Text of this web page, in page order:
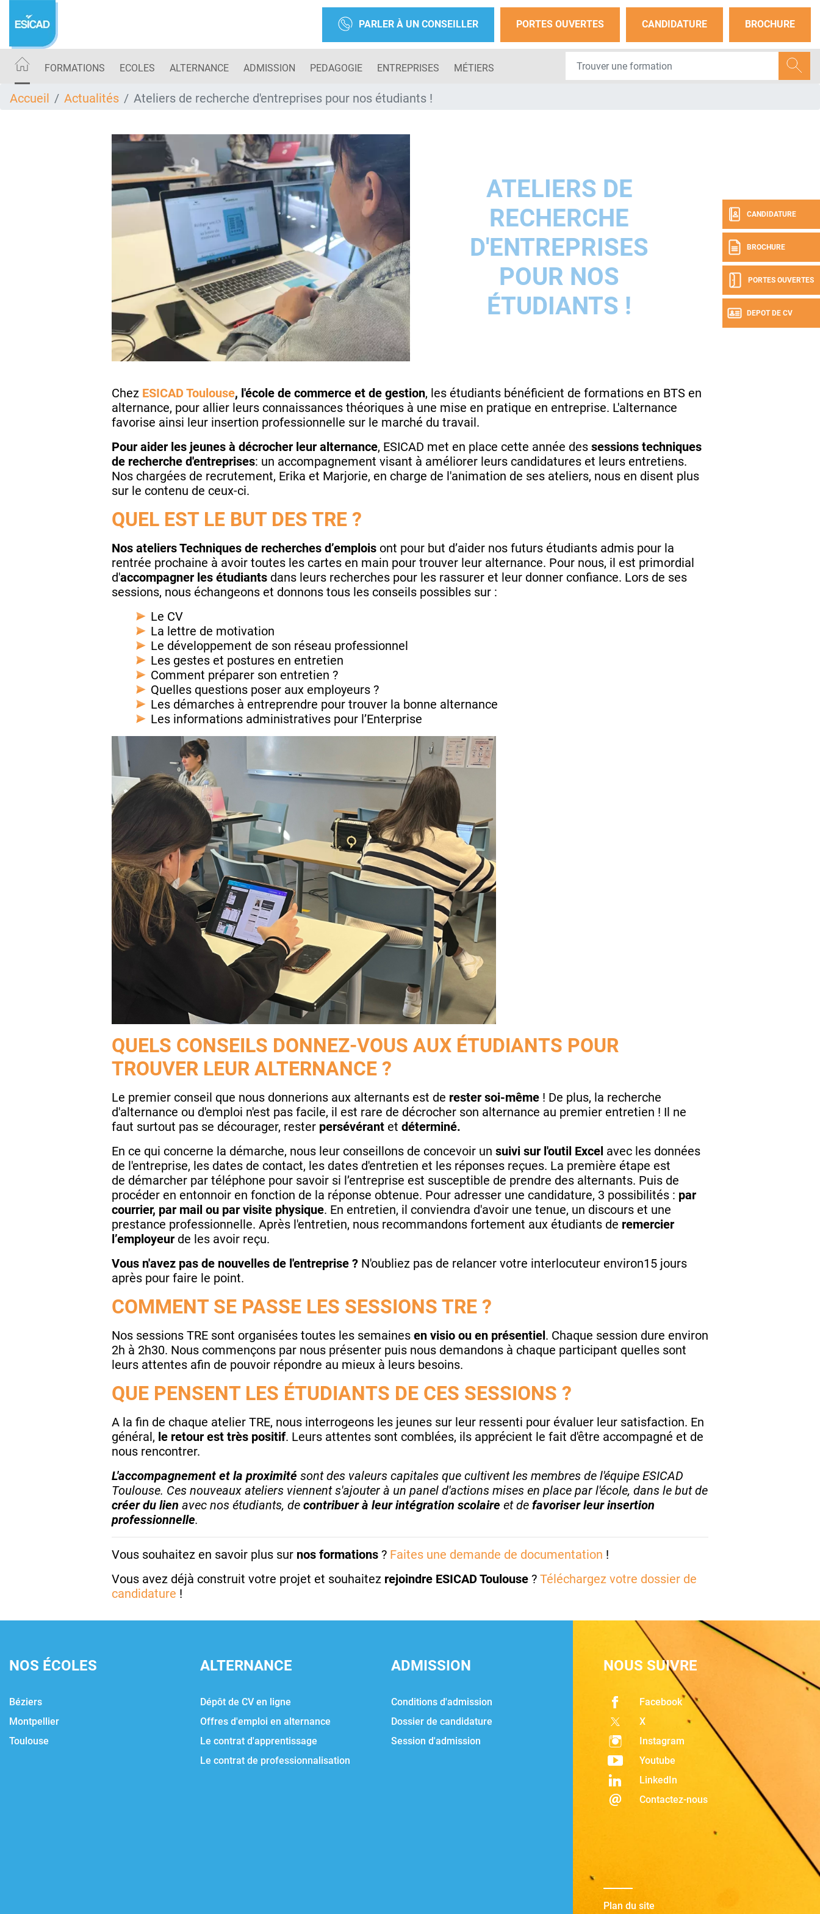
contenu
PARLER À UN CONSEILLER PORTES OUVERTES CANDIDATURE BROCHURE
FORMATIONS ECOLES ALTERNANCE ADMISSION PEDAGOGIE ENTREPRISES MÉTIERS
CANDIDATURE
BROCHURE
PORTES OUVERTES
DEPOT DE CV
Accueil Actualités Ateliers de recherche d'entreprises pour nos étudiants !
ATELIERS DE
RECHERCHE
D'ENTREPRISES
POUR NOS
ÉTUDIANTS !
Chez ESICAD Toulouse, l'école de commerce et de gestion, les étudiants bénéficient de formations en BTS en
alternance, pour allier leurs connaissances théoriques à une mise en pratique en entreprise. L'alternance
favorise ainsi leur insertion professionnelle sur le marché du travail.
Pour aider les jeunes à décrocher leur alternance, ESICAD met en place cette année des sessions techniques
de recherche d'entreprises: un accompagnement visant à améliorer leurs candidatures et leurs entretiens.
Nos chargées de recrutement, Erika et Marjorie, en charge de l'animation de ses ateliers, nous en disent plus
sur le contenu de ceux-ci.
QUEL EST LE BUT DES TRE ?
Nos ateliers Techniques de recherches d’emplois ont pour but d’aider nos futurs étudiants admis pour la
rentrée prochaine à avoir toutes les cartes en main pour trouver leur alternance. Pour nous, il est primordial
d'accompagner les étudiants dans leurs recherches pour les rassurer et leur donner confiance. Lors de ses
sessions, nous échangeons et donnons tous les conseils possibles sur :
Le CV
La lettre de motivation
Le développement de son réseau professionnel
Les gestes et postures en entretien
Comment préparer son entretien ?
Quelles questions poser aux employeurs ?
Les démarches à entreprendre pour trouver la bonne alternance
Les informations administratives pour l’Enterprise
QUELS CONSEILS DONNEZ-VOUS AUX ÉTUDIANTS POUR
TROUVER LEUR ALTERNANCE ?
Le premier conseil que nous donnerions aux alternants est de rester soi-même ! De plus, la recherche
d'alternance ou d'emploi n'est pas facile, il est rare de décrocher son alternance au premier entretien ! Il ne
faut surtout pas se décourager, rester persévérant et déterminé.
En ce qui concerne la démarche, nous leur conseillons de concevoir un suivi sur l'outil Excel avec les données
de l'entreprise, les dates de contact, les dates d'entretien et les réponses reçues. La première étape est
de démarcher par téléphone pour savoir si l’entreprise est susceptible de prendre des alternants. Puis de
procéder en entonnoir en fonction de la réponse obtenue. Pour adresser une candidature, 3 possibilités : par
courrier, par mail ou par visite physique. En entretien, il conviendra d'avoir une tenue, un discours et une
prestance professionnelle. Après l'entretien, nous recommandons fortement aux étudiants de remercier
l’employeur de les avoir reçu.
Vous n'avez pas de nouvelles de l'entreprise ? N'oubliez pas de relancer votre interlocuteur environ15 jours
après pour faire le point.
COMMENT SE PASSE LES SESSIONS TRE ?
Nos sessions TRE sont organisées toutes les semaines en visio ou en présentiel. Chaque session dure environ
2h à 2h30. Nous commençons par nous présenter puis nous demandons à chaque participant quelles sont
leurs attentes afin de pouvoir répondre au mieux à leurs besoins.
QUE PENSENT LES ÉTUDIANTS DE CES SESSIONS ?
A la fin de chaque atelier TRE, nous interrogeons les jeunes sur leur ressenti pour évaluer leur satisfaction. En
général, le retour est très positif. Leurs attentes sont comblées, ils apprécient le fait d'être accompagné et de
nous rencontrer.
L'accompagnement et la proximité sont des valeurs capitales que cultivent les membres de l'équipe ESICAD
Toulouse. Ces nouveaux ateliers viennent s'ajouter à un panel d'actions mises en place par l'école, dans le but de
créer du lien avec nos étudiants, de contribuer à leur intégration scolaire et de favoriser leur insertion
professionnelle.
Vous souhaitez en savoir plus sur nos formations ? Faites une demande de documentation !
Vous avez déjà construit votre projet et souhaitez rejoindre ESICAD Toulouse ? Téléchargez votre dossier de
candidature !
NOS ÉCOLES
Béziers
Montpellier
Toulouse
ALTERNANCE
Dépôt de CV en ligne
Offres d'emploi en alternance
Le contrat d'apprentissage
Le contrat de professionnalisation
ADMISSION
Conditions d'admission
Dossier de candidature
Session d'admission
NOUS SUIVRE
Facebook
X
Instagram
Youtube
LinkedIn
Contactez-nous
Plan du site